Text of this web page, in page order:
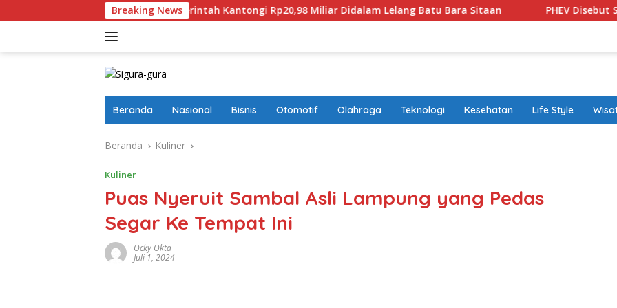
ke
Breaking News
Pemerintah Kantongi Rp20,98 Miliar Didalam Lelang Batu Bara Sitaan PHEV Disebut Solusi Transisi
Beranda Nasional Bisnis Otomotif Olahraga Teknologi Kesehatan Life Style
Beranda Kuliner
Kuliner
Puas Nyeruit Sambal Asli Lampung yang Pedas
Segar Ke Tempat Ini
Ocky Okta
Juli 1, 2024